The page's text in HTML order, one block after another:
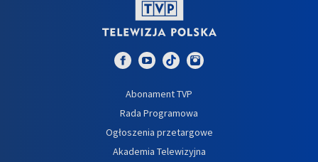
Abonament TVP
Rada Programowa
Ogłoszenia przetargowe
Akademia Telewizyjna